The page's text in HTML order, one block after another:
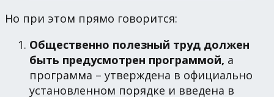
Но при этом прямо говорится:
Общественно полезный труд должен
быть предусмотрен программой, а
программа – утверждена в официально
установленном порядке и введена в